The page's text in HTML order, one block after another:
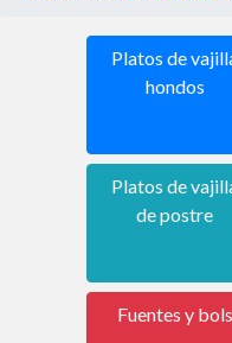
Platos de
hondos
Platos de
de postre
Fuentes y bols